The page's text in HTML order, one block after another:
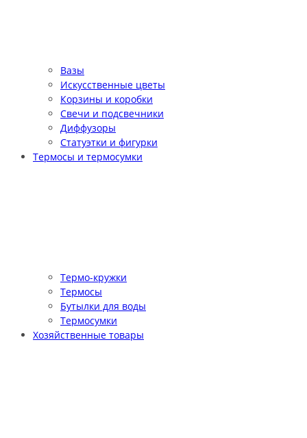
Вазы
Искусственные цветы
Корзины и коробки
Свечи и подсвечники
Диффузоры
Статуэтки и фигурки
Термосы и термосумки
Термо-кружки
Термосы
Бутылки для воды
Термосумки
Хозяйственные товары